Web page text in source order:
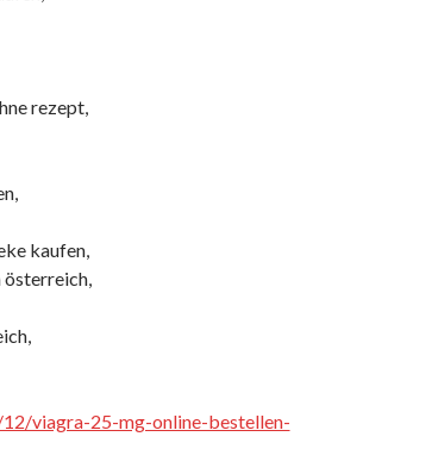
rezept,
kaufen,
österreich,
viagra-25-mg-online-bestellen-